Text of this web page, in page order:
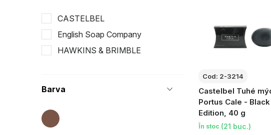
r
a
ă
CASTELBEL
English Soap Company
HAWKINS & BRIMBLE
Barva
r
e
p
r
o
d
u
s
Castelbel Tuhé
Portus Cale - Black
Edition, 40 g
În stoc (21 buc.)
Cod: 2-3214